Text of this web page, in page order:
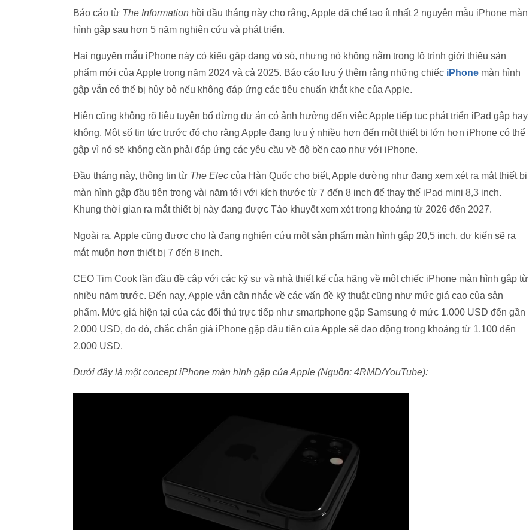
Báo cáo từ The Information hồi đầu tháng này cho rằng, Apple đã chế tạo ít nhất 2 nguyên mẫu iPhone màn
hình gập sau hơn 5 năm nghiên cứu và phát triển.
Hai nguyên mẫu iPhone này có kiểu gập dạng vỏ sò, nhưng nó không nằm trong lộ trình giới thiệu sản
phẩm mới của Apple trong năm 2024 và cả 2025. Báo cáo lưu ý thêm rằng những chiếc iPhone màn hình
gập vẫn có thể bị hủy bỏ nếu không đáp ứng các tiêu chuẩn khắt khe của Apple.
Hiện cũng không rõ liệu tuyên bố dừng dự án có ảnh hưởng đến việc Apple tiếp tục phát triển iPad gập hay
không. Một số tin tức trước đó cho rằng Apple đang lưu ý nhiều hơn đến một thiết bị lớn hơn iPhone có thể
gập vì nó sẽ không cần phải đáp ứng các yêu cầu về độ bền cao như với ‌iPhone‌.
Đầu tháng này, thông tin từ The Elec của Hàn Quốc cho biết, Apple dường như đang xem xét ra mắt thiết bị
màn hình gập đầu tiên trong vài năm tới với kích thước từ 7 đến 8 inch để thay thế iPad mini 8,3 inch.
Khung thời gian ra mắt thiết bị này đang được Táo khuyết xem xét trong khoảng từ 2026 đến 2027.
Ngoài ra, Apple cũng được cho là đang nghiên cứu một sản phẩm màn hình gập 20,5 inch, dự kiến ​​sẽ ra
mắt muộn hơn thiết bị 7 đến 8 inch.
CEO Tim Cook lần đầu đề cập với các kỹ sư và nhà thiết kế của hãng về một chiếc iPhone màn hình gập từ
nhiều năm trước. Đến nay, Apple vẫn cân nhắc về các vấn đề kỹ thuật cũng như mức giá cao của sản
phẩm. Mức giá hiện tại của các đối thủ trực tiếp như smartphone gập Samsung ở mức 1.000 USD đến gần
2.000 USD, do đó, chắc chắn giá iPhone gập đầu tiên của Apple sẽ dao động trong khoảng từ 1.100 đến
2.000 USD.
Dưới đây là một concept iPhone màn hình gập của Apple (Nguồn: 4RMD/YouTube):